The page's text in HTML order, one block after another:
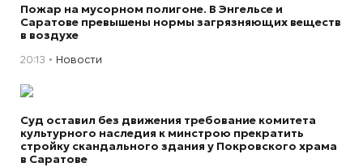
Пожар на мусорном полигоне. В Энгельсе и
Саратове превышены нормы загрязняющих веществ
в воздухе
20:13 Новости
Суд оставил без движения требование комитета
культурного наследия к минстрою прекратить
стройку скандального здания у Покровского храма
в Саратове